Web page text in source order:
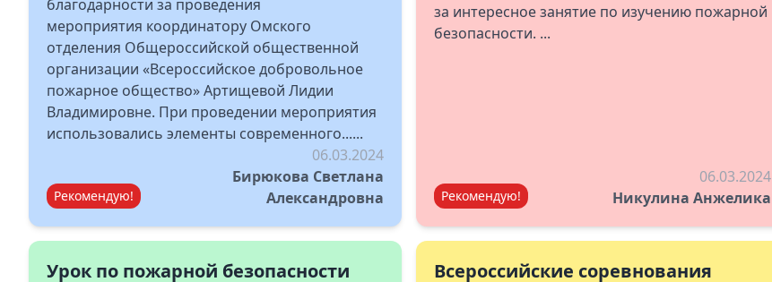
благодарности за проведения
мероприятия координатору Омского
отделения Общероссийской общественной
организации «Всероссийское добровольное
пожарное общество» Артищевой Лидии
Владимировне. При проведении мероприятия
использовались элементы современного......
Рекомендую!
06.03.2024
Бирюкова Светлана
Александровна
за интересное занятие по изучению пожарной
безопасности. ...
Рекомендую!
06.03.2024
Никулина Анжелика
Урок по пожарной безопасности Всероссийские соревнования